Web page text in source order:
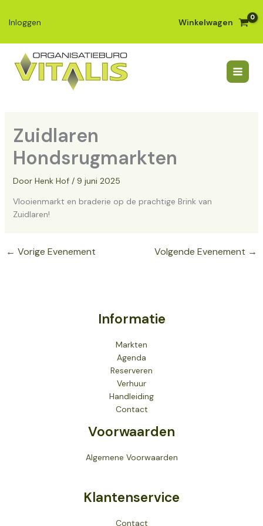
naar
inhoud
Inloggen Winkelwagen
Zuidlaren
Hondsrugmarkten
Door Henk Hof / 9 juni 2025
Vlooienmarkt en braderie op de prachtige Brink van
Zuidlaren!
← Vorige Evenement Volgende Evenement →
Informatie
Markten
Agenda
Reserveren
Verhuur
Handleiding
Contact
Voorwaarden
Algemene Voorwaarden
Klantenservice
Contact